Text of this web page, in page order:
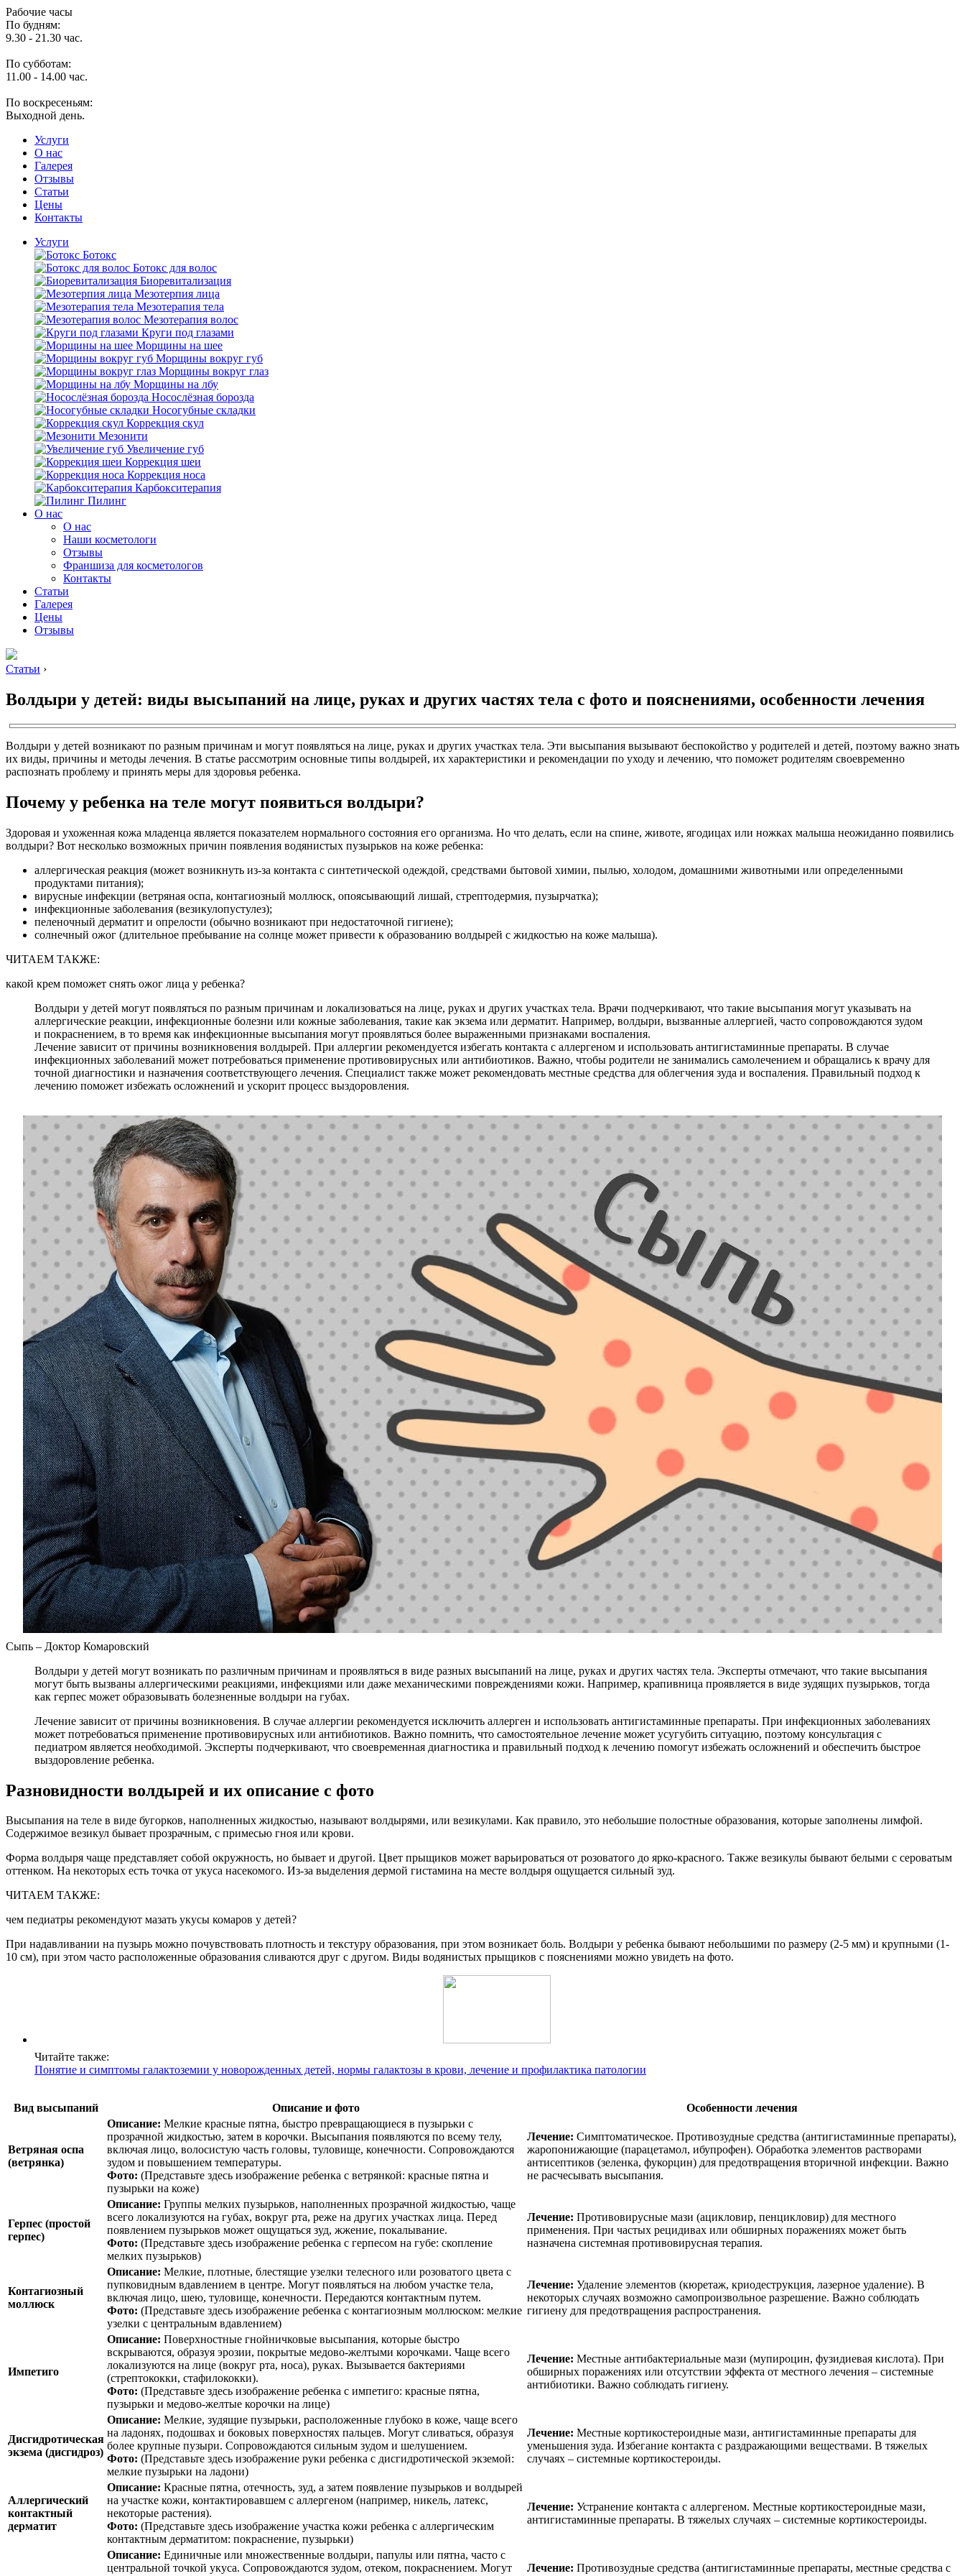
Рабочие часы
По будням:
9.30 - 21.30 час.
По субботам:
11.00 - 14.00 час.
По воскресеньям:
Выходной день.
Услуги
O нас
Галерея
Отзывы
Статьи
Цены
Контакты
Услуги
Ботокс
Ботокс для волос
Биоревитализация
Мезотерпия лица
Мезотерапия тела
Мезотерапия волос
Круги под глазами
Морщины на шее
Морщины вокруг губ
Морщины вокруг глаз
Морщины на лбу
Носослёзная борозда
Носогубные складки
Коррекция скул
Мезонити
Увеличение губ
Коррекция шеи
Коррекция носа
Карбокситерапия
Пилинг
O нас
O нас
Наши косметологи
Отзывы
Франшиза для косметологов
Контакты
Статьи
Галерея
Цены
Отзывы
Статьи ›
Волдыри у детей: виды высыпаний на лице, руках и других частях тела с фото и пояснениями, особенности лечения
Волдыри у детей возникают по разным причинам и могут появляться на лице, руках и других участках тела. Эти высыпания вызывают беспокойство у родителей и детей, поэтому важно знать
их виды, причины и методы лечения. В статье рассмотрим основные типы волдырей, их характеристики и рекомендации по уходу и лечению, что поможет родителям своевременно
распознать проблему и принять меры для здоровья ребенка.
Почему у ребенка на теле могут появиться волдыри?
Здоровая и ухоженная кожа младенца является показателем нормального состояния его организма. Но что делать, если на спине, животе, ягодицах или ножках малыша неожиданно появились
волдыри? Вот несколько возможных причин появления водянистых пузырьков на коже ребенка:
аллергическая реакция (может возникнуть из-за контакта с синтетической одеждой, средствами бытовой химии, пылью, холодом, домашними животными или определенными
продуктами питания);
вирусные инфекции (ветряная оспа, контагиозный моллюск, опоясывающий лишай, стрептодермия, пузырчатка);
инфекционные заболевания (везикулопустулез);
пеленочный дерматит и опрелости (обычно возникают при недостаточной гигиене);
солнечный ожог (длительное пребывание на солнце может привести к образованию волдырей с жидкостью на коже малыша).
ЧИТАЕМ ТАКЖЕ:
какой крем поможет снять ожог лица у ребенка?
Волдыри у детей могут появляться по разным причинам и локализоваться на лице, руках и других участках тела. Врачи подчеркивают, что такие высыпания могут указывать на
аллергические реакции, инфекционные болезни или кожные заболевания, такие как экзема или дерматит. Например, волдыри, вызванные аллергией, часто сопровождаются зудом
и покраснением, в то время как инфекционные высыпания могут проявляться более выраженными признаками воспаления.
Лечение зависит от причины возникновения волдырей. При аллергии рекомендуется избегать контакта с аллергеном и использовать антигистаминные препараты. В случае
инфекционных заболеваний может потребоваться применение противовирусных или антибиотиков. Важно, чтобы родители не занимались самолечением и обращались к врачу для
точной диагностики и назначения соответствующего лечения. Специалист также может рекомендовать местные средства для облегчения зуда и воспаления. Правильный подход к
лечению поможет избежать осложнений и ускорит процесс выздоровления.
Сыпь – Доктор Комаровский
Волдыри у детей могут возникать по различным причинам и проявляться в виде разных высыпаний на лице, руках и других частях тела. Эксперты отмечают, что такие высыпания
могут быть вызваны аллергическими реакциями, инфекциями или даже механическими повреждениями кожи. Например, крапивница проявляется в виде зудящих пузырьков, тогда
как герпес может образовывать болезненные волдыри на губах.
Лечение зависит от причины возникновения. В случае аллергии рекомендуется исключить аллерген и использовать антигистаминные препараты. При инфекционных заболеваниях
может потребоваться применение противовирусных или антибиотиков. Важно помнить, что самостоятельное лечение может усугубить ситуацию, поэтому консультация с
педиатром является необходимой. Эксперты подчеркивают, что своевременная диагностика и правильный подход к лечению помогут избежать осложнений и обеспечить быстрое
выздоровление ребенка.
Разновидности волдырей и их описание с фото
Высыпания на теле в виде бугорков, наполненных жидкостью, называют волдырями, или везикулами. Как правило, это небольшие полостные образования, которые заполнены лимфой.
Содержимое везикул бывает прозрачным, с примесью гноя или крови.
Форма волдыря чаще представляет собой окружность, но бывает и другой. Цвет прыщиков может варьироваться от розоватого до ярко-красного. Также везикулы бывают белыми с сероватым
оттенком. На некоторых есть точка от укуса насекомого. Из-за выделения дермой гистамина на месте волдыря ощущается сильный зуд.
ЧИТАЕМ ТАКЖЕ:
чем педиатры рекомендуют мазать укусы комаров у детей?
При надавливании на пузырь можно почувствовать плотность и текстуру образования, при этом возникает боль. Волдыри у ребенка бывают небольшими по размеру (2-5 мм) и крупными (1-
10 см), при этом часто расположенные образования сливаются друг с другом. Виды водянистых прыщиков с пояснениями можно увидеть на фото.
Читайте также:
Понятие и симптомы галактоземии у новорожденных детей, нормы галактозы в крови, лечение и профилактика патологии
Вид высыпаний Описание и фото Особенности лечения
Ветряная оспа
(ветрянка)
Описание: Мелкие красные пятна, быстро превращающиеся в пузырьки с
прозрачной жидкостью, затем в корочки. Высыпания появляются по всему телу,
включая лицо, волосистую часть головы, туловище, конечности. Сопровождаются
зудом и повышением температуры.
Фото: (Представьте здесь изображение ребенка с ветрянкой: красные пятна и
пузырьки на коже)
Лечение: Симптоматическое. Противозудные средства (антигистаминные препараты),
жаропонижающие (парацетамол, ибупрофен). Обработка элементов растворами
антисептиков (зеленка, фукорцин) для предотвращения вторичной инфекции. Важно
не расчесывать высыпания.
Герпес (простой
герпес)
Описание: Группы мелких пузырьков, наполненных прозрачной жидкостью, чаще
всего локализуются на губах, вокруг рта, реже на других участках лица. Перед
появлением пузырьков может ощущаться зуд, жжение, покалывание.
Фото: (Представьте здесь изображение ребенка с герпесом на губе: скопление
мелких пузырьков)
Лечение: Противовирусные мази (ацикловир, пенцикловир) для местного
применения. При частых рецидивах или обширных поражениях может быть
назначена системная противовирусная терапия.
Контагиозный
моллюск
Описание: Мелкие, плотные, блестящие узелки телесного или розоватого цвета с
пупковидным вдавлением в центре. Могут появляться на любом участке тела,
включая лицо, шею, туловище, конечности. Передаются контактным путем.
Фото: (Представьте здесь изображение ребенка с контагиозным моллюском: мелкие
узелки с центральным вдавлением)
Лечение: Удаление элементов (кюретаж, криодеструкция, лазерное удаление). В
некоторых случаях возможно самопроизвольное разрешение. Важно соблюдать
гигиену для предотвращения распространения.
Импетиго
Описание: Поверхностные гнойничковые высыпания, которые быстро
вскрываются, образуя эрозии, покрытые медово-желтыми корочками. Чаще всего
локализуются на лице (вокруг рта, носа), руках. Вызывается бактериями
(стрептококки, стафилококки).
Фото: (Представьте здесь изображение ребенка с импетиго: красные пятна,
пузырьки и медово-желтые корочки на лице)
Лечение: Местные антибактериальные мази (мупироцин, фузидиевая кислота). При
обширных поражениях или отсутствии эффекта от местного лечения – системные
антибиотики. Важно соблюдать гигиену.
Дисгидротическая
экзема (дисгидроз)
Описание: Мелкие, зудящие пузырьки, расположенные глубоко в коже, чаще всего
на ладонях, подошвах и боковых поверхностях пальцев. Могут сливаться, образуя
более крупные пузыри. Сопровождаются сильным зудом и шелушением.
Фото: (Представьте здесь изображение руки ребенка с дисгидротической экземой:
мелкие пузырьки на ладони)
Лечение: Местные кортикостероидные мази, антигистаминные препараты для
уменьшения зуда. Избегание контакта с раздражающими веществами. В тяжелых
случаях – системные кортикостероиды.
Аллергический
контактный
дерматит
Описание: Красные пятна, отечность, зуд, а затем появление пузырьков и волдырей
на участке кожи, контактировавшем с аллергеном (например, никель, латекс,
некоторые растения).
Фото: (Представьте здесь изображение участка кожи ребенка с аллергическим
контактным дерматитом: покраснение, пузырьки)
Лечение: Устранение контакта с аллергеном. Местные кортикостероидные мази,
антигистаминные препараты. В тяжелых случаях – системные кортикостероиды.
Описание: Единичные или множественные волдыри, папулы или пятна, часто с
центральной точкой укуса. Сопровождаются зудом, отеком, покраснением. Могут
Лечение: Противозудные средства (антигистаминные препараты, местные средства с